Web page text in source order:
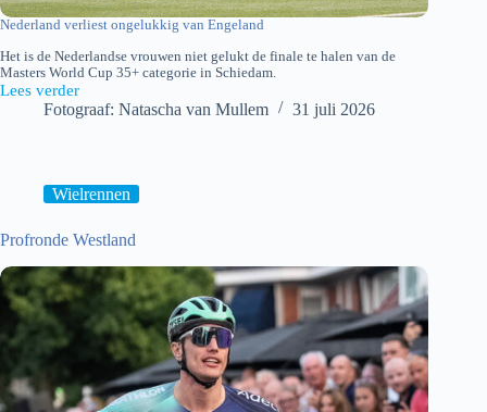
Nederland verliest ongelukkig van Engeland
Het is de Nederlandse vrouwen niet gelukt de finale te halen van de
Masters World Cup 35+ categorie in Schiedam.
Lees verder
Nederland-
EngelandFotograaf: Natascha van Mullem 31 juli 2026
Wielrennen
Profronde Westland